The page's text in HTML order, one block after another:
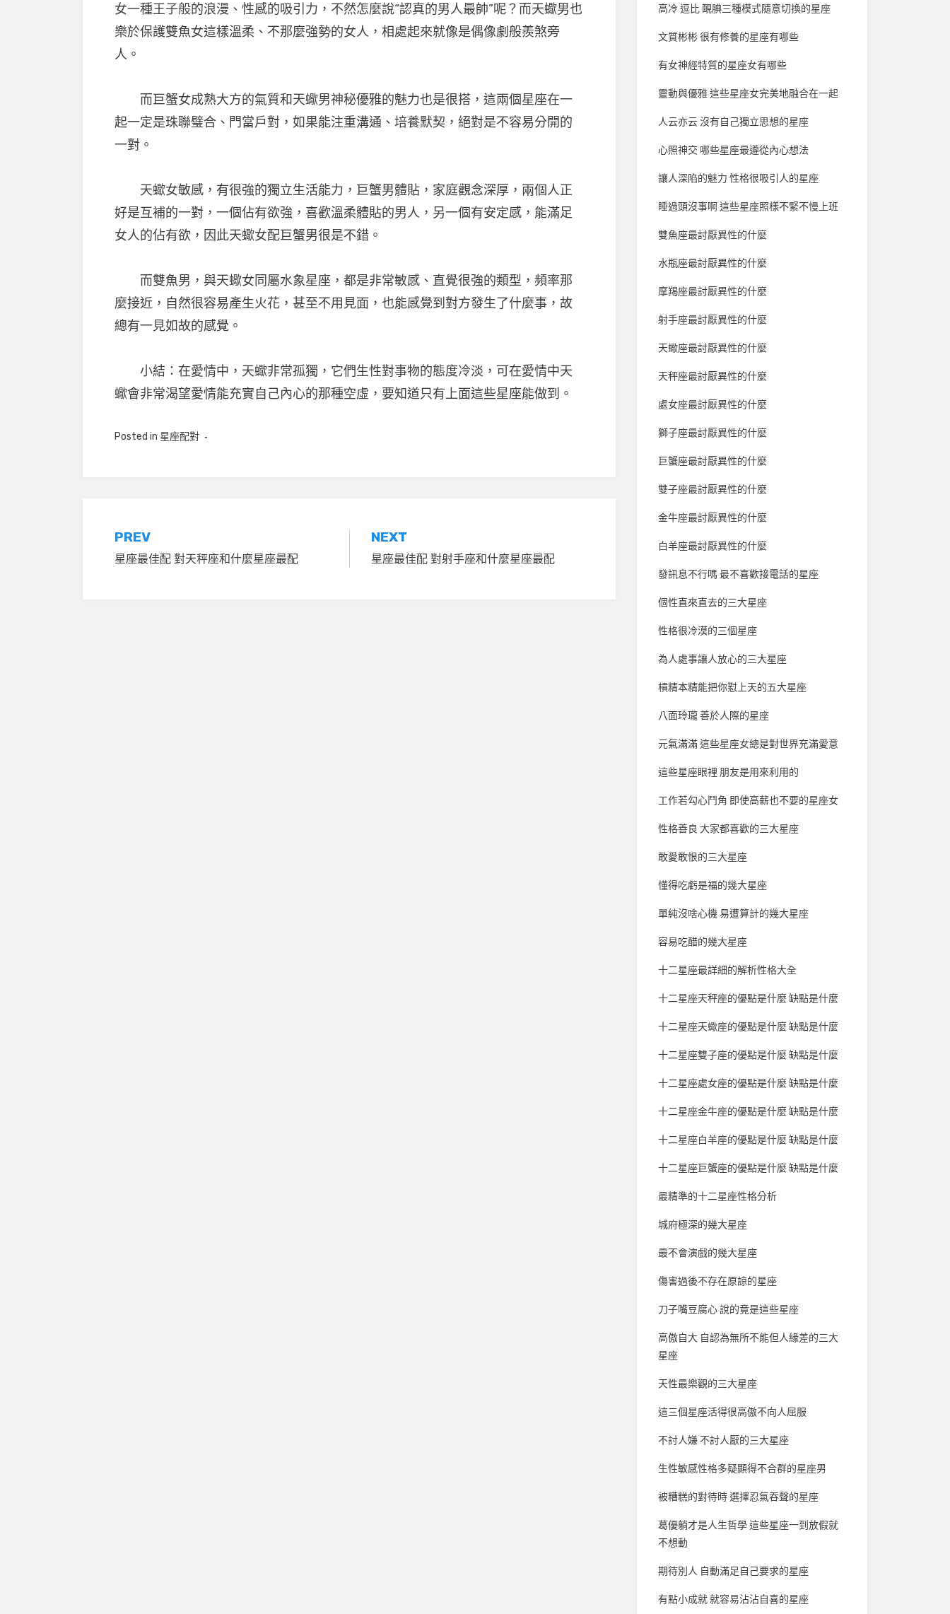
女一種王子般的浪漫、性感的吸引力，不然怎麼說“認真的男人最帥”呢？而天蠍男也
樂於保護雙魚女這樣溫柔、不那麼強勢的女人，相處起來就像是偶像劇般羨煞旁
人。
而巨蟹女成熟大方的氣質和天蠍男神秘優雅的魅力也是很搭，這兩個星座在一
起一定是珠聯璧合、門當戶對，如果能注重溝通、培養默契，絕對是不容易分開的
一對。
天蠍女敏感，有很強的獨立生活能力，巨蟹男體貼，家庭觀念深厚，兩個人正
好是互補的一對，一個佔有欲強，喜歡溫柔體貼的男人，另一個有安定感，能滿足
女人的佔有欲，因此天蠍女配巨蟹男很是不錯。
而雙魚男，與天蠍女同屬水象星座，都是非常敏感、直覺很強的類型，頻率那
麼接近，自然很容易產生火花，甚至不用見面，也能感覺到對方發生了什麼事，故
總有一見如故的感覺。
小結：在愛情中，天蠍非常孤獨，它們生性對事物的態度冷淡，可在愛情中天
蠍會非常渴望愛情能充實自己內心的那種空虛，要知道只有上面這些星座能做到。
Posted in 星座配對
文
章
PREV
星座最佳配 對天秤座和什麼星座最配
NEXT
星座最佳配 對射手座和什麼星座最配
高冷 逗比 靦腆三種模式隨意切換的星座
文質彬彬 很有修養的星座有哪些
有女神經特質的星座女有哪些
靈動與優雅 這些星座女完美地融合在一起
人云亦云 沒有自己獨立思想的星座
心照神交 哪些星座最遵從內心想法
讓人深陷的魅力 性格很吸引人的星座
睡過頭沒事啊 這些星座照樣不緊不慢上班
雙魚座最討厭異性的什麼
水瓶座最討厭異性的什麼
摩羯座最討厭異性的什麼
射手座最討厭異性的什麼
天蠍座最討厭異性的什麼
天秤座最討厭異性的什麼
處女座最討厭異性的什麼
獅子座最討厭異性的什麼
巨蟹座最討厭異性的什麼
雙子座最討厭異性的什麼
金牛座最討厭異性的什麼
白羊座最討厭異性的什麼
發訊息不行嗎 最不喜歡接電話的星座
個性直來直去的三大星座
性格很冷漠的三個星座
為人處事讓人放心的三大星座
槓精本精能把你懟上天的五大星座
八面玲瓏 善於人際的星座
元氣滿滿 這些星座女總是對世界充滿愛意
這些星座眼裡 朋友是用來利用的
工作若勾心鬥角 即使高薪也不要的星座女
性格善良 大家都喜歡的三大星座
敢愛敢恨的三大星座
懂得吃虧是福的幾大星座
單純沒啥心機 易遭算計的幾大星座
容易吃醋的幾大星座
十二星座最詳細的解析性格大全
十二星座天秤座的優點是什麼 缺點是什麼
十二星座天蠍座的優點是什麼 缺點是什麼
十二星座雙子座的優點是什麼 缺點是什麼
十二星座處女座的優點是什麼 缺點是什麼
十二星座金牛座的優點是什麼 缺點是什麼
十二星座白羊座的優點是什麼 缺點是什麼
十二星座巨蟹座的優點是什麼 缺點是什麼
最精準的十二星座性格分析
城府極深的幾大星座
最不會演戲的幾大星座
傷害過後不存在原諒的星座
刀子嘴豆腐心 說的竟是這些星座
高傲自大 自認為無所不能但人緣差的三大
星座
天性最樂觀的三大星座
這三個星座活得很高傲不向人屈服
不討人嫌 不討人厭的三大星座
生性敏感性格多疑顯得不合群的星座男
被糟糕的對待時 選擇忍氣吞聲的星座
葛優躺才是人生哲學 這些星座一到放假就
不想動
期待別人 自動滿足自己要求的星座
有點小成就 就容易沾沾自喜的星座